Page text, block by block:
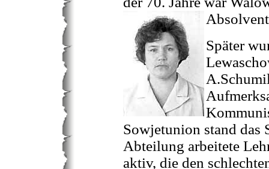
Später
Sowjetunion stand das
Abteilung arbeitete
aktiv, die den